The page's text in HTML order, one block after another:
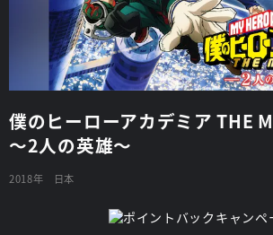
僕のヒーローアカデミア THE
～2人の英雄～
2018年 日本